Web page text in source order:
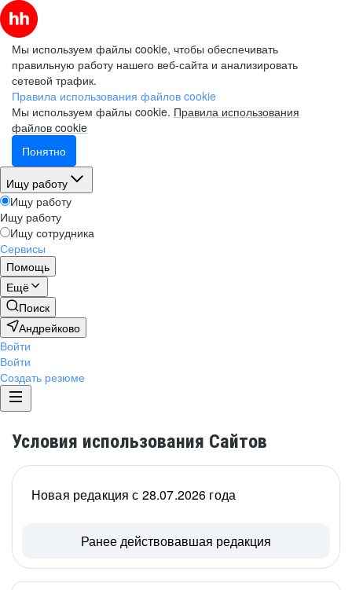
Мы используем файлы cookie, чтобы обеспечивать
правильную работу нашего веб-сайта и анализировать
сетевой трафик.
Правила использования файлов cookie
Мы используем файлы cookie. Правила использования
файлов cookie
Понятно
Ищу работу
Ищу работу
Ищу работу
Ищу сотрудника
Сервисы
Помощь
Ещё
Поиск
Андрейково
Войти
Войти
Создать резюме
Условия использования Сайтов
Новая редакция с 28.07.2026 года
Ранее действовавшая редакция